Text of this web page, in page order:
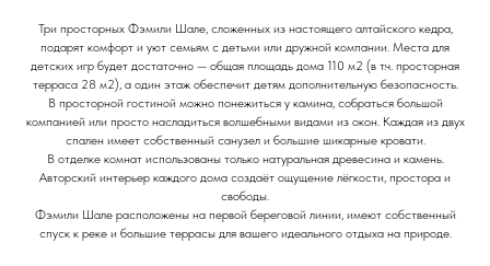
Три просторных Фэмили Шале, сложенных из настоящего алтайского кедра,
подарят комфорт и уют семьям с детьми или дружной компании. Места для
детских игр будет достаточно — общая площадь дома 110 м2 (в т.ч. просторная
терраса 28 м2), а один этаж обеспечит детям дополнительную безопасность.
В просторной гостиной можно понежиться у камина, собраться большой
компанией или просто насладиться волшебными видами из окон. Каждая из двух
спален имеет собственный санузел и большие шикарные кровати.
В отделке комнат использованы только натуральная древесина и камень.
Авторский интерьер каждого дома создаёт ощущение лёгкости, простора и
свободы.
Фэмили Шале расположены на первой береговой линии, имеют собственный
спуск к реке и большие террасы для вашего идеального отдыха на природе.